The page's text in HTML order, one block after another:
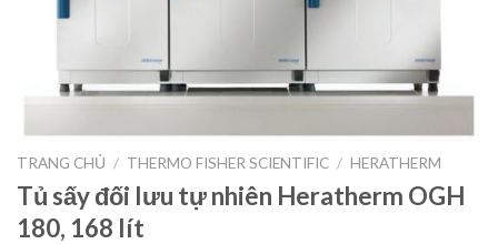
TRANG CHỦ / THERMO FISHER SCIENTIFIC / HERATHERM
Tủ sấy đối lưu tự nhiên Heratherm OGH
180, 168 lít